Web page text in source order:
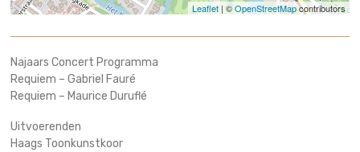
Leaflet| ©OpenStreetMapcontributors
Najaars Concert Programma
Requiem – Gabriel Fauré
Requiem – Maurice Duruflé
Uitvoerenden
Haags Toonkunstkoor